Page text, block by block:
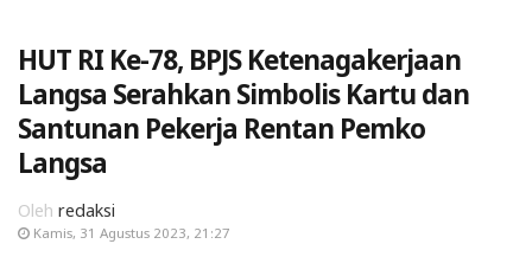
HUT RI Ke-78, BPJS Ketenagakerjaan
Langsa Serahkan Simbolis Kartu dan
Santunan Pekerja Rentan Pemko
Langsa
Oleh redaksi
Kamis, 31 Agustus 2023, 21:27